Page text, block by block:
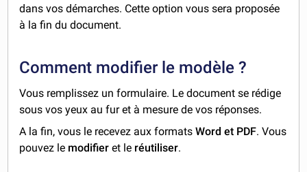
dans vos démarches. Cette option vous sera proposée
à la fin du document.
Comment modifier le modèle ?
Vous remplissez un formulaire. Le document se rédige
sous vos yeux au fur et à mesure de vos réponses.
A la fin, vous le recevez aux formatsWord et PDF. Vous
pouvez le modifier et le réutiliser.